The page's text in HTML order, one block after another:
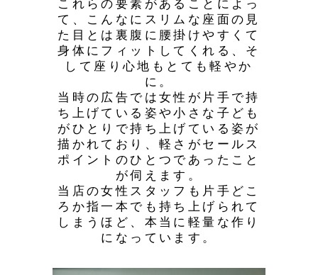
これらの要素があることによっ
て、こんなにスリムな座面の見
た目とは裏腹に腰掛けやすくて
身体にフィットしてくれる、そ
して座り心地もとても軽やか
に。
当時の広告では女性が片手で持
ち上げている姿や小さな子ども
がひとりで持ち上げている姿が
描かれており、軽さがセールス
ポイントのひとつであったこと
が伺えます。
当店の女性スタッフも片手どこ
ろか指一本でも持ち上げられて
しまうほど、本当に軽量な作り
になっています。